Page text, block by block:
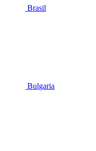
Brasil
Bulgaria